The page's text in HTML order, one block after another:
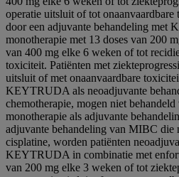
operatie uitsluit of tot
door een adjuvante behandeling met
monotherapie met 13 doses van 200
van 400 mg elke 6 weken of tot
toxiciteit. Patiënten met
uitsluit of met onaanvaardbare
KEYTRUDA als neoadjuvante
chemotherapie, mogen niet
monotherapie als adjuvante
adjuvante behandeling van MIBC
cisplatine, worden patiënten
KEYTRUDA in combinatie met
van 200 mg elke 3 weken of tot